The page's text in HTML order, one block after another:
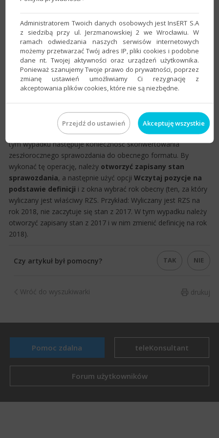
3. Po zapisaniu stanu na rok poprzedni można ponownie
wykonanych operacji stan nie zaczytuje się do obecnego
sprawozdania, może to oznaczać, że nastąpiłazmiana
struktury sprawozdania, względem ostatniej struktury. W
tym wypadku następuje konieczność skonwertowania
zeszłorocznego sprawozdania do obecnego formatu. By
wykonać tę operację, należy otworzyć zapisany stan
sprawozdania, a następnie użyć opcji Wczytaj pozycje na
podstawie definicji i z okna wybrać rok obecny (ten, za który
wyliczany jest właściwy RZS. Przykład: Wyliczany jest RZS na
rok 2018, nie zaczytuje się stan z 2017. W tym wypadku należy
otworzyć zapisany stan z 2017 i w nim zmienić definicję na rok
2018).
Czy artykuł był pomocny? TAK NIE
drukuj
Wróć do wyszukiwarki
Pomoc zdalna teleKonsultant
Forum użytkowników
Administratorem Twoich danych osobowych jest InsERT S.A
z siedzibą przy ul. Jerzmanowskiej 2 we Wrocławiu. W
ramach odwiedzania naszych serwisów internetowych
możemy przetwarzać Twój adres IP, pliki cookies i podobne
dane nt. Twojej aktywności oraz urządzeń użytkownika.
Ponieważ szanujemy Twoje prawo do prywatności, poprzez
zmianę ustawień umożliwiamy Ci rezygnację z
akceptowania plików cookies, które nie są niezbędne.
Przejdź do ustawień Akceptuję wszystkie